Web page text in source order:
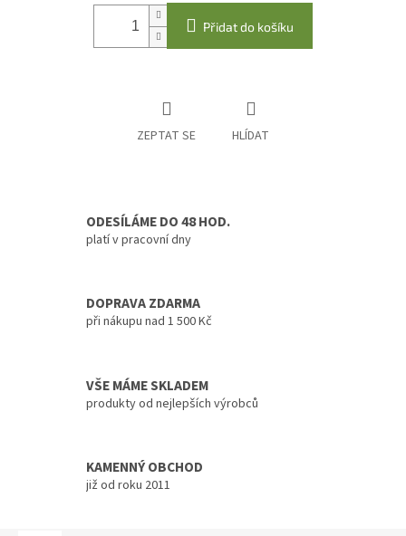
Přidat do košíku
ZEPTAT SE HLÍDAT
ODESÍLÁME DO 48 HOD.
platí v pracovní dny
DOPRAVA ZDARMA
při nákupu nad 1 500 Kč
VŠE MÁME SKLADEM
produkty od nejlepších výrobců
KAMENNÝ OBCHOD
již od roku 2011